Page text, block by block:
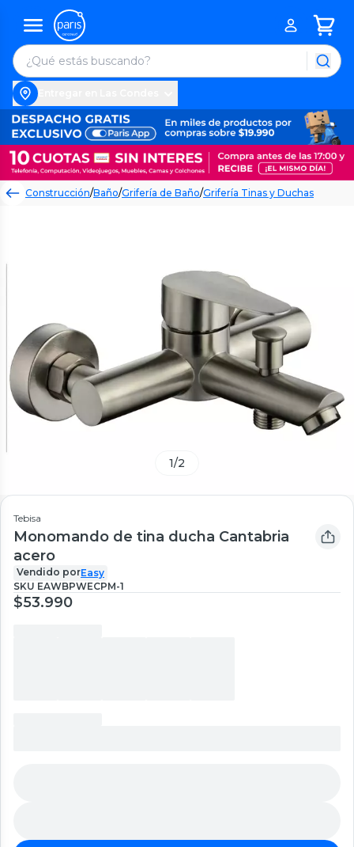
Construcción/Baño/Grifería de Baño/Grifería Tinas y Duchas
1/2
Tebisa
Monomando de tina ducha Cantabria
acero
Vendido porEasy
SKU EAWBPWECPM-1
$53.990